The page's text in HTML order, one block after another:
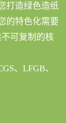
打造绿色造纸
的特色化需要
可复制的核
、LFGB、